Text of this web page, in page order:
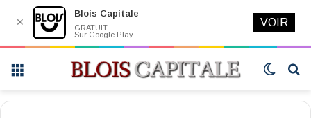
Switch
✕
Blois Capitale
GRATUIT
Sur Google Play
VOIR